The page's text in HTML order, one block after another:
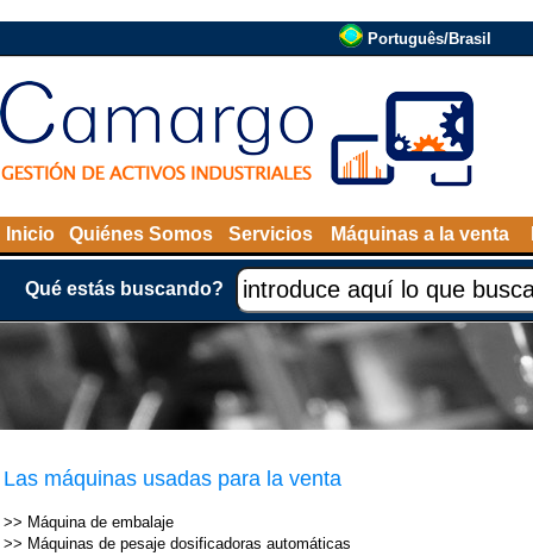
Português/Brasil
Inicio Quiénes Somos Servicios Máquinas a la venta
Qué estás buscando?
Las máquinas usadas para la venta
>> Máquina de embalaje
>> Máquinas de pesaje dosificadoras automáticas